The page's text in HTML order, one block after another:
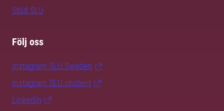
Stöd SLU
Följ oss
Instagram SLU.Sweden
Instagram SLU.student
LinkedIn